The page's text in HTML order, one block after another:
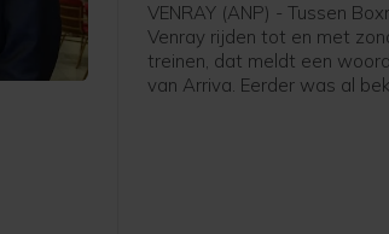
VENRAY (ANP) - Tussen
Venray rijden tot en met
treinen, dat meldt een
van Arriva. Eerder was al